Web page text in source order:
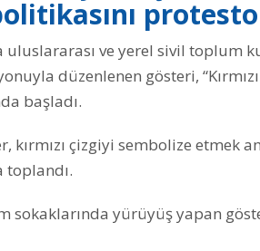
uluslararası ve yerel sivil toplum
düzenlenen gösteri,
başladı.
kırmızı çizgiyi sembolize etmek
toplandı.
sokaklarında yürüyüş yapan